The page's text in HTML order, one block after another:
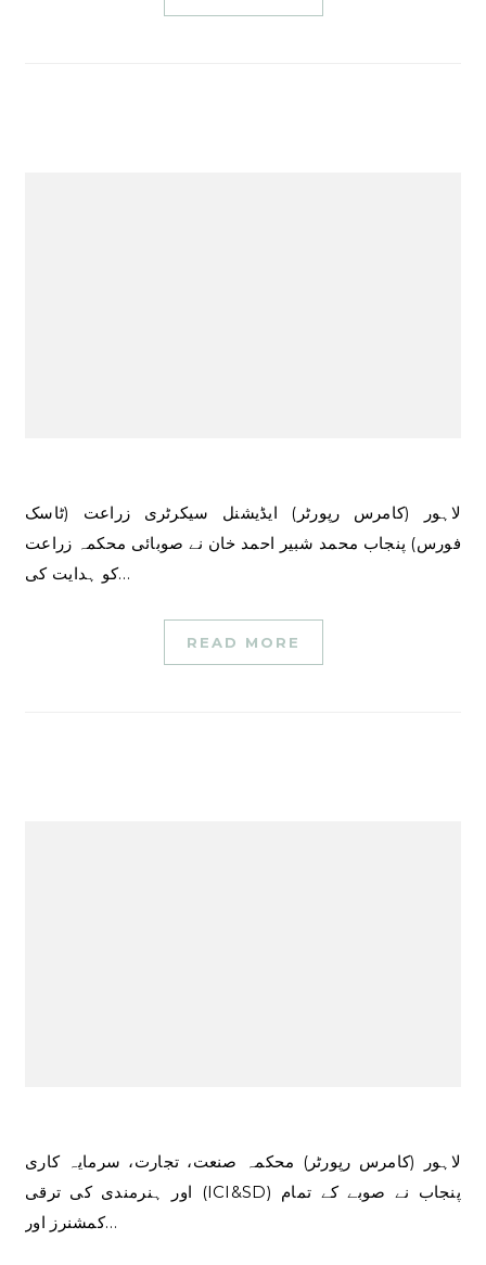
لاہور (کامرس رپورٹر) ایڈیشنل سیکرٹری زراعت (ٹاسک
فورس) پنجاب محمد شبیر احمد خان نے صوبائی محکمہ زراعت
کو ہدایت کی…
READ MORE
لاہور (کامرس رپورٹر) محکمہ صنعت، تجارت، سرمایہ کاری
اور ہنرمندی کی ترقی (ICI&SD) پنجاب نے صوبے کے تمام
کمشنرز اور…